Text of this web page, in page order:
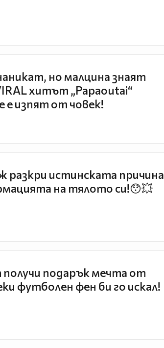
но малцина знаят
хитът „Papaoutai“
е изпят от човек!
разкри истинската причина
на тялото си!😯💥
получи подарък мечта от
футболен фен би го искал!